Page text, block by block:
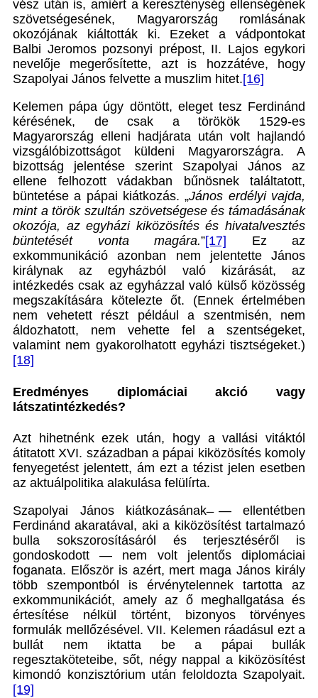
vész után is, amiért a kereszténység ellenségének
szövetségesének, Magyarország romlásának
okozójának kiáltották ki. Ezeket a vádpontokat
Balbi Jeromos pozsonyi prépost, II. Lajos egykori
nevelője megerősítette, azt is hozzátéve, hogy
Szapolyai János felvette a muszlim hitet.[16]
Kelemen pápa úgy döntött, eleget tesz Ferdinánd
kérésének, de csak a törökök 1529-es
Magyarország elleni hadjárata után volt hajlandó
vizsgálóbizottságot küldeni Magyarországra. A
bizottság jelentése szerint Szapolyai János az
ellene felhozott vádakban bűnösnek találtatott,
büntetése a pápai kiátkozás. „János erdélyi vajda,
mint a török szultán szövetségese és támadásának
okozója, az egyházi kiközösítés és hivatalvesztés
büntetését vonta magára.”[17] Ez az
exkommunikáció azonban nem jelentette János
királynak az egyházból való kizárását, az
intézkedés csak az egyházzal való külső közösség
megszakítására kötelezte őt. (Ennek értelmében
nem vehetett részt például a szentmisén, nem
áldozhatott, nem vehette fel a szentségeket,
valamint nem gyakorolhatott egyházi tisztségeket.)
[18]
Eredményes diplomáciai akció vagy
látszatintézkedés?
Azt hihetnénk ezek után, hogy a vallási vitáktól
átitatott XVI. században a pápai kiközösítés komoly
fenyegetést jelentett, ám ezt a tézist jelen esetben
az aktuálpolitika alakulása felülírta.
Szapolyai János kiátkozásának ̶— ellentétben
Ferdinánd akaratával, aki a kiközösítést tartalmazó
bulla sokszorosításáról és terjesztéséről is
gondoskodott — nem volt jelentős diplomáciai
foganata. Először is azért, mert maga János király
több szempontból is érvénytelennek tartotta az
exkommunikációt, amely az ő meghallgatása és
értesítése nélkül történt, bizonyos törvényes
formulák mellőzésével. VII. Kelemen ráadásul ezt a
bullát nem iktatta be a pápai bullák
regesztaköteteibe, sőt, négy nappal a kiközösítést
kimondó konzisztórium után feloldozta Szapolyait.
[19]